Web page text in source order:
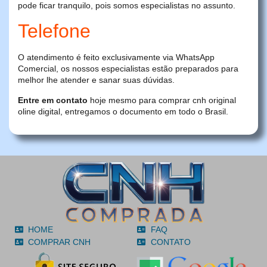
pode ficar tranquilo, pois somos especialistas no assunto.
Telefone
O atendimento é feito exclusivamente via WhatsApp
Comercial, os nossos especialistas estão preparados para
melhor lhe atender e sanar suas dúvidas.
Entre em contato hoje mesmo para comprar cnh original
oline digital, entregamos o documento em todo o Brasil.
HOME
COMPRAR CNH
FAQ
CONTATO